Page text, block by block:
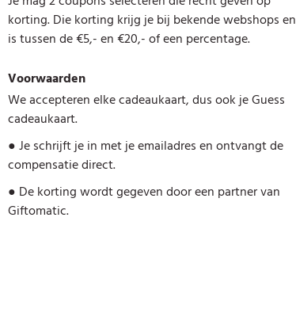
korting. Die korting krijg je bij bekende webshops en
is tussen de €5,- en €20,- of een percentage.
Voorwaarden
We accepteren elke cadeaukaart, dus ook je Guess
cadeaukaart.
●Je schrijft je in met je emailadres en ontvangt de
compensatie direct.
● De korting wordt gegeven door een partner van
Giftomatic.